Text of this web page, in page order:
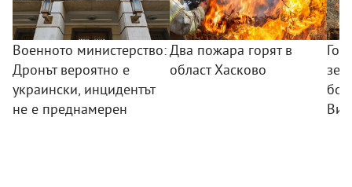
Военното министерство:
Дронът вероятно е
украински, инцидентът
не е преднамерен
Два пожара горят в
област Хасково